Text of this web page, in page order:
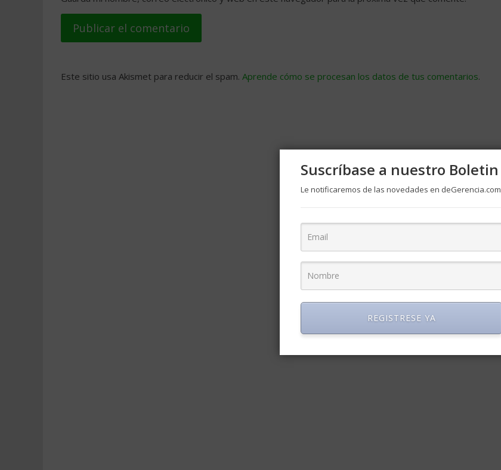
Este sitio usa Akismet para reducir el spam. Aprende cómo se procesan los datos de tus comentarios.
Suscríbase a nuestro Boletin
Le notificaremos de las novedades en deGerencia.com
REGISTRESE YA